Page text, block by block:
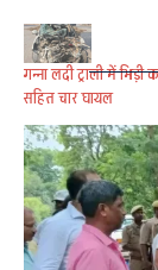
रूप से घायल 28 वर्षीय
पुत्र जमुना पाण्डेय को
गन्ना लदी ट्राली में भिड़ी
सहित चार घायल
मामूली बात को लेकर दो
मारपीट